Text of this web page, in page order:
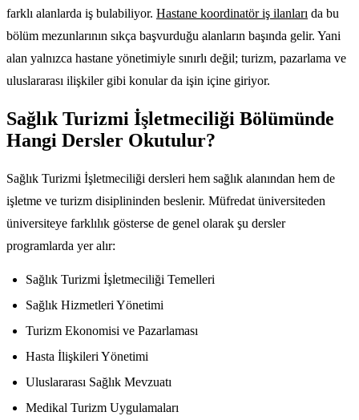
farklı alanlarda iş bulabiliyor. Hastane koordinatör iş ilanları da bu
bölüm mezunlarının sıkça başvurduğu alanların başında gelir. Yani
alan yalnızca hastane yönetimiyle sınırlı değil; turizm, pazarlama ve
uluslararası ilişkiler gibi konular da işin içine giriyor.
Sağlık Turizmi İşletmeciliği Bölümünde
Hangi Dersler Okutulur?
Sağlık Turizmi İşletmeciliği dersleri hem sağlık alanından hem de
işletme ve turizm disiplininden beslenir. Müfredat üniversiteden
üniversiteye farklılık gösterse de genel olarak şu dersler
programlarda yer alır:
Sağlık Turizmi İşletmeciliği Temelleri
Sağlık Hizmetleri Yönetimi
Turizm Ekonomisi ve Pazarlaması
Hasta İlişkileri Yönetimi
Uluslararası Sağlık Mevzuatı
Medikal Turizm Uygulamaları